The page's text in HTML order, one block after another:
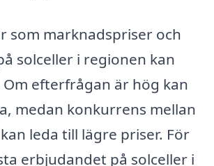
som marknadspriser och
solceller i regionen kan
Om efterfrågan är hög kan
medan konkurrens mellan
leda till lägre priser. För
erbjudandet på solceller i